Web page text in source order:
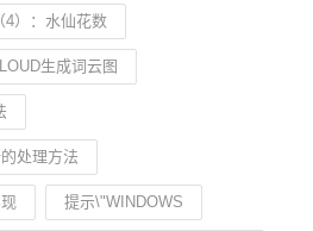
4）：水仙花数
生成词云图
处理方法
提示\"WINDOWS